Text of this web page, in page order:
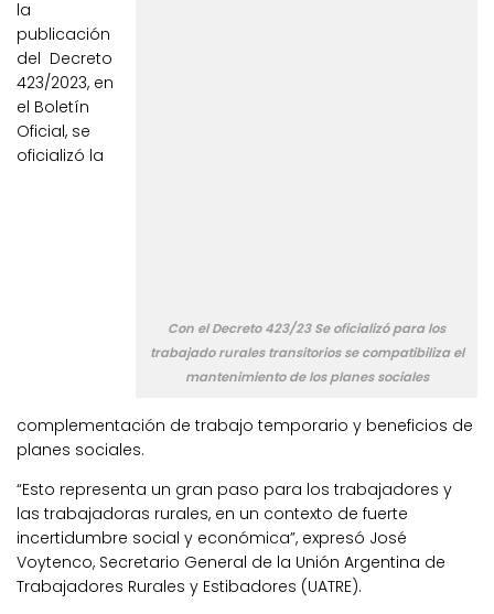
Con el Decreto 423/23 Se oficializó para los
trabajado rurales transitorios se compatibiliza el
mantenimiento de los planes sociales
la
publicación
del Decreto
423/2023, en
el Boletín
Oficial, se
oficializó la
complementación de trabajo temporario y beneficios de
planes sociales.
“Esto representa un gran paso para los trabajadores y
las trabajadoras rurales, en un contexto de fuerte
incertidumbre social y económica”, expresó José
Voytenco, Secretario General de la Unión Argentina de
Trabajadores Rurales y Estibadores (UATRE).